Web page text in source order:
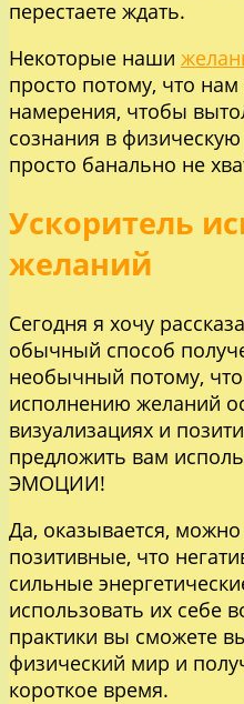
перестаете ждать.
Некоторые наши
просто потому, что нам
намерения, чтобы
сознания в
просто банально не
Ускоритель
желаний
Сегодня я хочу
обычный способ
необычный потому,
исполнению желаний
визуализациях и
предложить вам
ЭМОЦИИ!
Да, оказывается,
позитивные, что
сильные
использовать их себе
практики вы сможете
физический мир и
короткое время.